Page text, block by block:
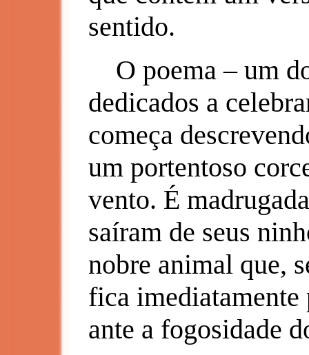
sentido.
O poema – um
dedicados a
começa
um portentoso
vento. É
saíram de seus
nobre animal que,
fica imediatamente
ante a fogosidade